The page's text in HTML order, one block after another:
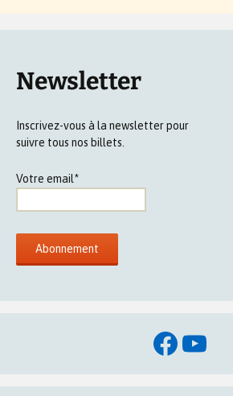
Newsletter
Inscrivez-vous à la newsletter pour
suivre tous nos billets.
Votre email*